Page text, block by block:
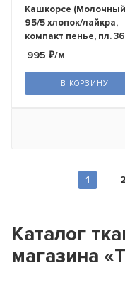
Кашкорсе
95/5 хлопок/лайкра,
компакт пенье, пл.
м2, шир.120 см)
995 ₽/м
В КОРЗИНУ
1 2
Каталог
магазина